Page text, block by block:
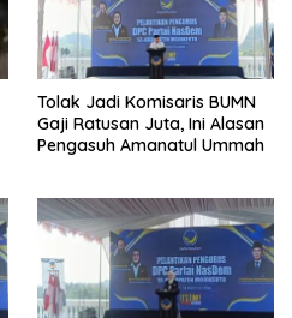
Tolak Jadi Komisaris BUMN
Gaji Ratusan Juta, Ini Alasan
Pengasuh Amanatul Ummah